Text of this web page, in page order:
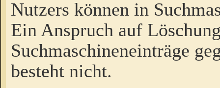
Nutzers können in
Ein Anspruch auf
Suchmaschineneinträge
besteht nicht.